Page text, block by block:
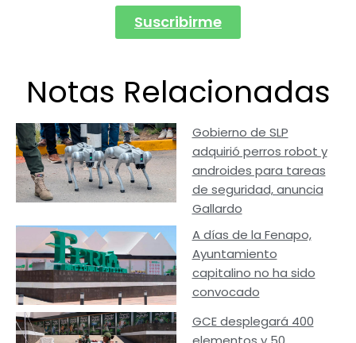
Suscribirme
Notas Relacionadas
Gobierno de SLP
adquirió perros robot y
androides para tareas
de seguridad, anuncia
Gallardo
A días de la Fenapo,
Ayuntamiento
capitalino no ha sido
convocado
GCE desplegará 400